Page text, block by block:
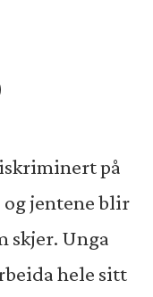
på
og jentene blir
skjer. Unga
hele sitt